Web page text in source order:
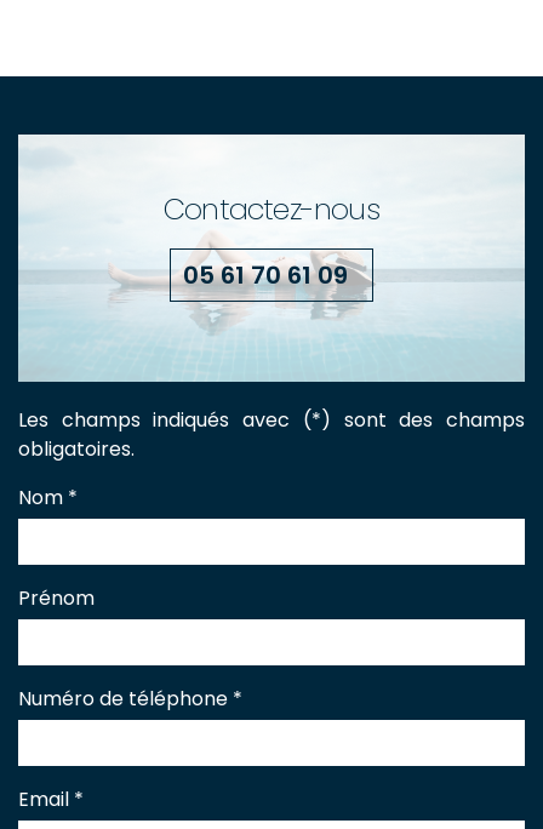
Contactez-nous
05 61 70 61 09
Les champs indiqués avec (*) sont des champs
obligatoires.
Nom *
Prénom
Numéro de téléphone *
Email *